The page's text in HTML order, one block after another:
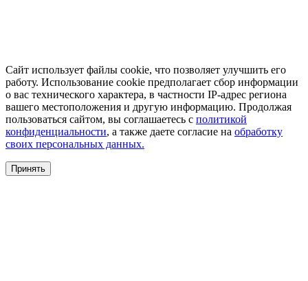
Сайт использует файлы cookie, что позволяет улучшить его
работу. Использование cookie предполагает сбор информации
о вас технического характера, в частности IP-адрес региона
вашего местоположения и другую информацию. Продолжая
пользоваться сайтом, вы соглашаетесь с политикой
конфиденциальности, а также даете согласие на обработку
своих персональных данных.
Принять